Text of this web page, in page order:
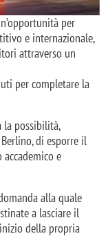
per
e internazionale,
attraverso un
per completare la
la possibilità,
di esporre il
e
alla quale
a lasciare il
della propria